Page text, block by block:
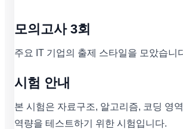
모의고사 3회
주요 IT 기업의 출제 스타일을 모았습니
시험 안내
본 시험은 자료구조, 알고리즘, 코딩 영
역량을 테스트하기 위한 시험입니다.